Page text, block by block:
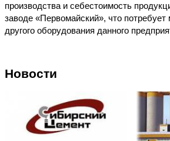
производства и себестоимость
заводе «Первомайский», что потребует
другого оборудования данного
Новости